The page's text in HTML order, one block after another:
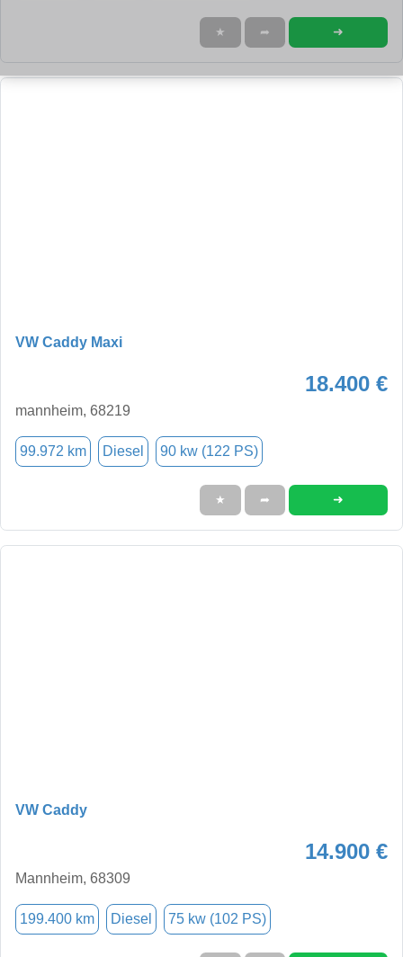
★ ➦ ➜
VW Caddy Maxi
18.400 €
mannheim, 68219
99.972 km Diesel 90 kw (122 PS)
★ ➦ ➜
VW Caddy
14.900 €
Mannheim, 68309
199.400 km Diesel 75 kw (102 PS)